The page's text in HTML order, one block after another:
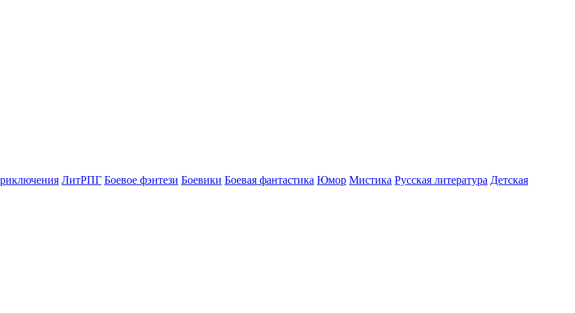
ЛитРПГ Боевое фэнтези Боевики Боевая фантастика Юмор Мистика Русская литература Детская